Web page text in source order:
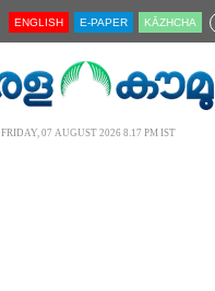
ENGLISH E-PAPER KĀZHCHA
FRIDAY, 07 AUGUST 2026 8.17 PM IST